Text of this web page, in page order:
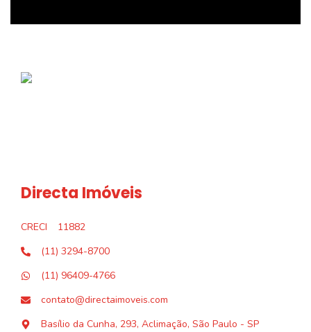
Directa Imóveis
CRECI
11882
(11) 3294-8700
(11) 96409-4766
contato@directaimoveis.com
Basílio da Cunha, 293, Aclimação, São Paulo - SP